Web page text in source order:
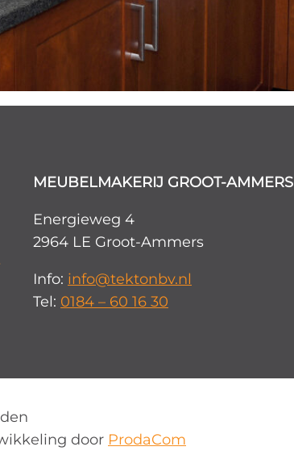
MEUBELMAKERIJ GROOT-AMMERS
Energieweg 4
2964 LE Groot-Ammers
Info: info@tektonbv.nl
Tel: 0184 – 60 16 30
door ProdaCom